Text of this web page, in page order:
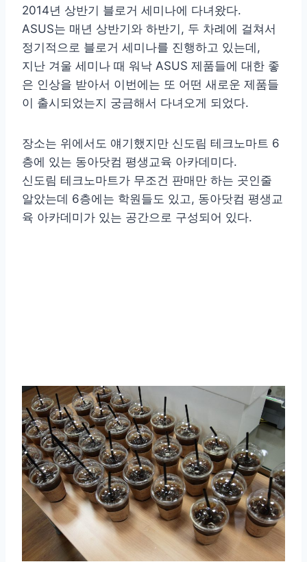
2014년 상반기 블로거 세미나에 다녀왔다.
ASUS는 매년 상반기와 하반기, 두 차례에 걸쳐서
정기적으로 블로거 세미나를 진행하고 있는데,
지난 겨울 세미나 때 워낙 ASUS 제품들에 대한 좋
은 인상을 받아서 이번에는 또 어떤 새로운 제품들
이 출시되었는지 궁금해서 다녀오게 되었다.
장소는 위에서도 얘기했지만 신도림 테크노마트 6
층에 있는 동아닷컴 평생교육 아카데미다.
신도림 테크노마트가 무조건 판매만 하는 곳인줄
알았는데 6층에는 학원들도 있고, 동아닷컴 평생교
육 아카데미가 있는 공간으로 구성되어 있다.